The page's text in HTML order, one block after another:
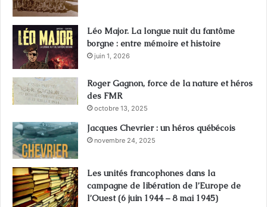
Léo Major. La longue nuit du fantôme
borgne : entre mémoire et histoire
juin 1, 2026
Roger Gagnon, force de la nature et héros
des FMR
octobre 13, 2025
Jacques Chevrier : un héros québécois
novembre 24, 2025
Les unités francophones dans la
campagne de libération de l’Europe de
l’Ouest (6 juin 1944 – 8 mai 1945)